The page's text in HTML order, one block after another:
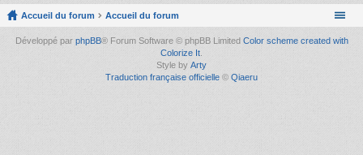
Accueil du forum Accueil du forum
Développé par phpBB® Forum Software © phpBB Limited Color scheme created with
Colorize It.
Style by Arty
Traduction française officielle © Qiaeru